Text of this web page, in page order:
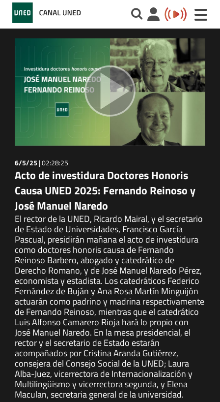
Toggle
6/5/25 |02:28:25
Acto de investidura Doctores Honoris
Causa UNED 2025: Fernando Reinoso y
José Manuel Naredo
El rector de la UNED, Ricardo Mairal, y el secretario
de Estado de Universidades, Francisco García
Pascual, presidirán mañana el acto de investidura
como doctores honoris causa de Fernando
Reinoso Barbero, abogado y catedrático de
Derecho Romano, y de José Manuel Naredo Pérez,
economista y estadista. Los catedráticos Federico
Fernández de Buján y Ana Rosa Martín Minguijón
actuarán como padrino y madrina respectivamente
de Fernando Reinoso, mientras que el catedrático
Luis Alfonso Camarero Rioja hará lo propio con
José Manuel Naredo. En la mesa presidencial, el
rector y el secretario de Estado estarán
acompañados por Cristina Aranda Gutiérrez,
consejera del Consejo Social de la UNED; Laura
Alba-Juez, vicerrectora de Internacionalización y
Multilingüismo y vicerrectora segunda, y Elena
Maculan, secretaria general de la universidad.